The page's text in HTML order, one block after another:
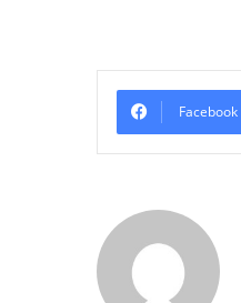
Facebook